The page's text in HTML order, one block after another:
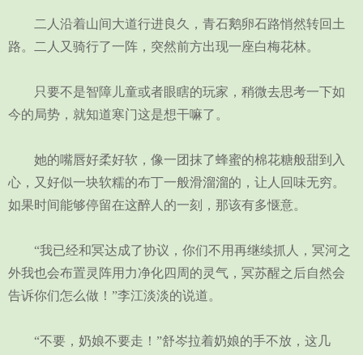
二人沿着山间大道行进良久，青石鹅卵石路悄然转回土
路。二人又骑行了一阵，突然前方出现一座白梅花林。
只要不是智障儿童或者眼瞎的玩家，稍微去思考一下如
今的局势，就知道寒门这是想干嘛了。
她的嘴唇好柔好软，像一团抹了蜂蜜的棉花糖般甜到入
心，又好似一块软糯的布丁一般滑溜溜的，让人回味无穷。
如果时间能够停留在这醉人的一刻，那该有多惬意。
“我已经和冥达成了协议，你们不用再继续抓人，冥河之
外我也会布置灵阵用力净化四周的灵气，冥苏醒之后自然会
告诉你们怎么做！”李江淡淡的说道。
“不要，奶娘不要走！”舒岑拉着奶娘的手不放，这几